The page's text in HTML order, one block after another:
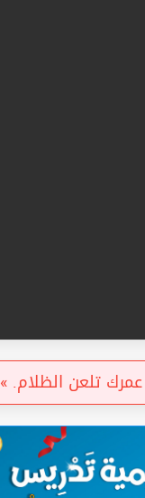
تلعن الظلام. »